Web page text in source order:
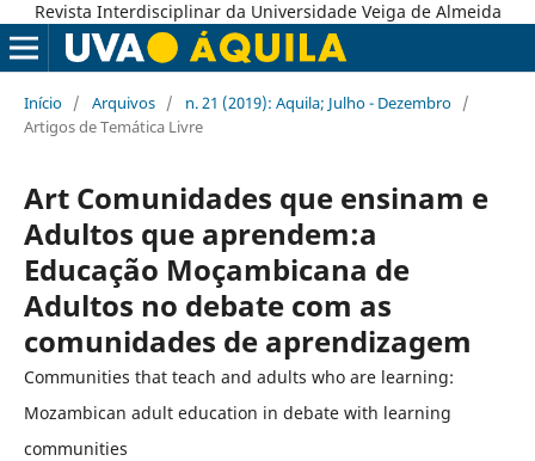
Revista Interdisciplinar da Universidade Veiga de Almeida
Início / Arquivos / n. 21 (2019): Aquila; Julho - Dezembro /
Artigos de Temática Livre
Art Comunidades que ensinam e
Adultos que aprendem:a
Educação Moçambicana de
Adultos no debate com as
comunidades de aprendizagem
Communities that teach and adults who are learning:
Mozambican adult education in debate with learning
communities